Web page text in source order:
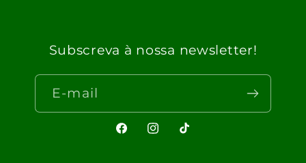
Subscreva à nossa newsletter!
E-mail
FacebookInstagram
TikTok